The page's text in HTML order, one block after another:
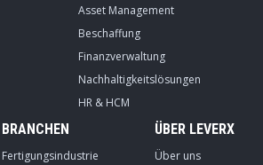
Asset Management
Beschaffung
Finanzverwaltung
Nachhaltigkeitslösungen
HR & HCM
BRANCHEN
Fertigungsindustrie
ÜBER LEVERX
Über uns